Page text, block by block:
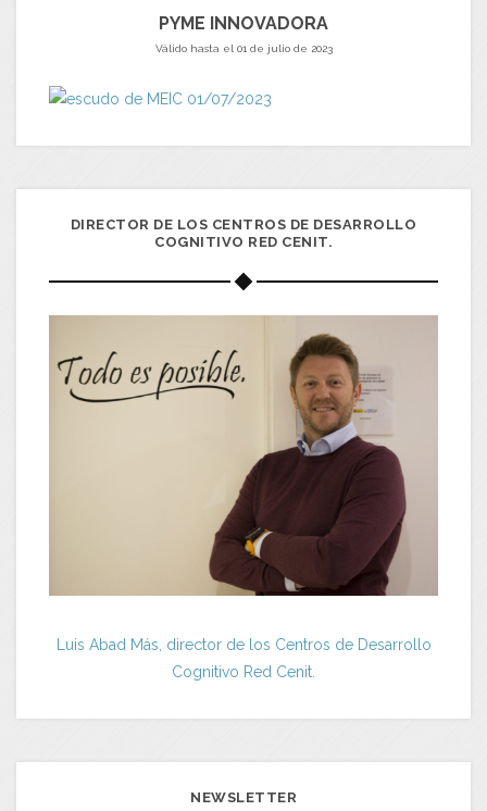
PYME INNOVADORA
Válido hasta el 01 de julio de 2023
DIRECTOR DE LOS CENTROS DE DESARROLLO
COGNITIVO RED CENIT.
Luis Abad Más, director de los Centros de Desarrollo
Cognitivo Red Cenit.
NEWSLETTER